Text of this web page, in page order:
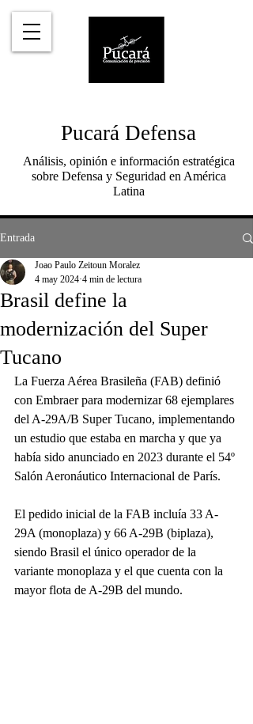
Pucará Defensa
Análisis, opinión e información estratégica
sobre Defensa y Seguridad en América
Latina
Entrada
Brasil define la
modernización del Super
Tucano
Joao Paulo Zeitoun Moralez
4 may 2024 4 min de lectura
La Fuerza Aérea Brasileña (FAB) definió
con Embraer para modernizar 68 ejemplares
del A-29A/B Super Tucano, implementando
un estudio que estaba en marcha y que ya
había sido anunciado en 2023 durante el 54º
Salón Aeronáutico Internacional de París.
El pedido inicial de la FAB incluía 33 A-
29A (monoplaza) y 66 A-29B (biplaza),
siendo Brasil el único operador de la
variante monoplaza y el que cuenta con la
mayor flota de A-29B del mundo.